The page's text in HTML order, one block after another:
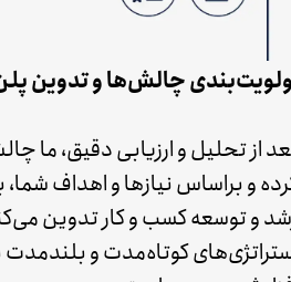
چالش‌ها و تدوین
از تحلیل و ارزیابی دقیق، ما
و براساس نیازها و اهداف شما،
و توسعه کسب و کار تدوین
کوتاه‌مدت و بلندمدت